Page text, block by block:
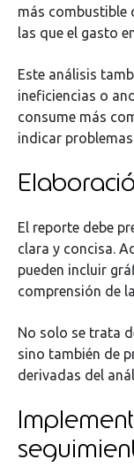
más combustible
las que el gasto
Este análisis
ineficiencias o
consume más
indicar
El reporte debe
clara y concisa.
pueden incluir
comprensión de
No solo se trata
sino también de
derivadas del